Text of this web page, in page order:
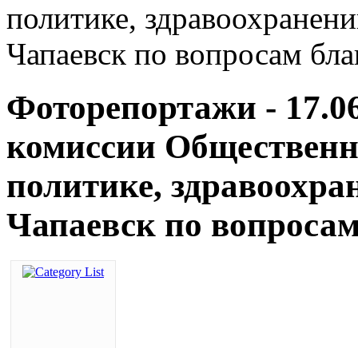
политике,
Чапаевск по вопросам
Фоторепортажи -
комиссии
политике,
Чапаевск по